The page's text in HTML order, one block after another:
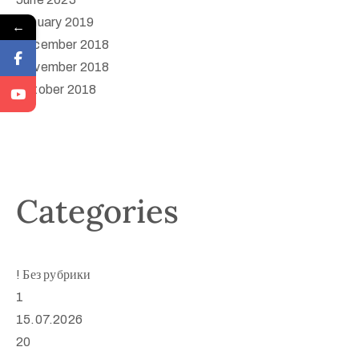
January 2019
December 2018
November 2018
October 2018
Categories
! Без рубрики
1
15.07.2026
20
←